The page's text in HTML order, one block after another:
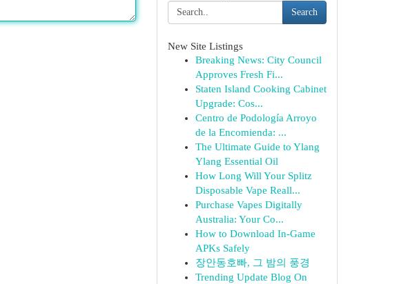
Search
New Site Listings
Breaking News: City Council
Approves Fresh Fi...
Staten Island Cooking Cabinet
Upgrade: Cos...
Centro de Podología Arroyo
de la Encomienda: ...
The Ultimate Guide to Ylang
Ylang Essential Oil
How Long Will Your Splitz
Disposable Vape Reall...
Purchase Vapes Digitally
Australia: Your Co...
How to Download In-Game
APKs Safely
장안동호빠, 그 밤의 풍경
Trending Update Blog On